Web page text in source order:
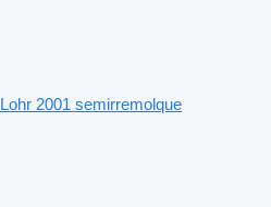
Lohr 2001 semirremolque